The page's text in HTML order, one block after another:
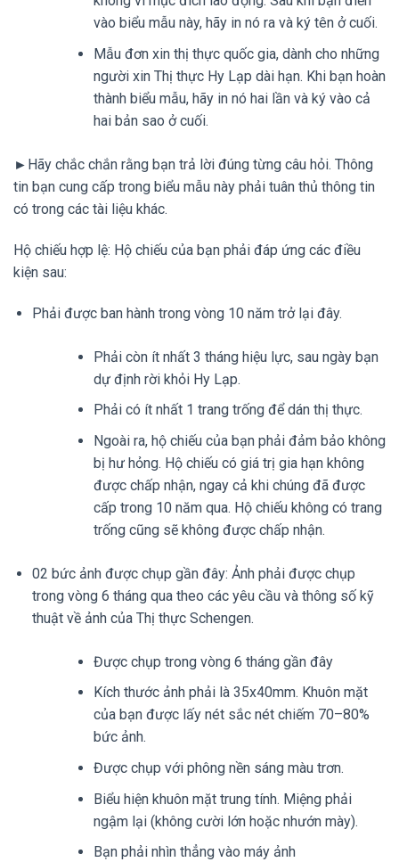
vào biểu mẫu này, hãy in nó ra và ký tên ở cuối.
Mẫu đơn xin thị thực quốc gia, dành cho những
người xin Thị thực Hy Lạp dài hạn. Khi bạn hoàn
thành biểu mẫu, hãy in nó hai lần và ký vào cả
hai bản sao ở cuối.
►Hãy chắc chắn rằng bạn trả lời đúng từng câu hỏi. Thông
tin bạn cung cấp trong biểu mẫu này phải tuân thủ thông tin
có trong các tài liệu khác.
Hộ chiếu hợp lệ: Hộ chiếu của bạn phải đáp ứng các điều
kiện sau:
Phải được ban hành trong vòng 10 năm trở lại đây.
Phải còn ít nhất 3 tháng hiệu lực, sau ngày bạn
dự định rời khỏi Hy Lạp.
Phải có ít nhất 1 trang trống để dán thị thực.
Ngoài ra, hộ chiếu của bạn phải đảm bảo không
bị hư hỏng. Hộ chiếu có giá trị gia hạn không
được chấp nhận, ngay cả khi chúng đã được
cấp trong 10 năm qua. Hộ chiếu không có trang
trống cũng sẽ không được chấp nhận.
02 bức ảnh được chụp gần đây: Ảnh phải được chụp
trong vòng 6 tháng qua theo các yêu cầu và thông số kỹ
thuật về ảnh của Thị thực Schengen.
Được chụp trong vòng 6 tháng gần đây
Kích thước ảnh phải là 35x40mm. Khuôn mặt
của bạn được lấy nét sắc nét chiếm 70–80%
bức ảnh.
Được chụp với phông nền sáng màu trơn.
Biểu hiện khuôn mặt trung tính. Miệng phải
ngậm lại (không cười lớn hoặc nhướn mày).
Bạn phải nhìn thẳng vào máy ảnh